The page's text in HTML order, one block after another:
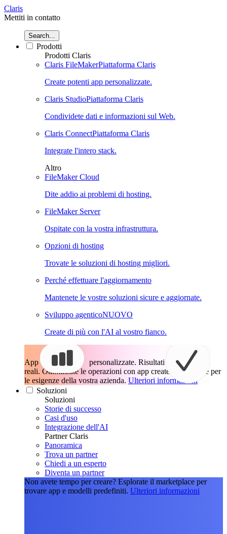
Claris
Mettiti in contatto
Search...
Prodotti
Prodotti Claris
Claris FileMakerPiattaforma Claris
Create potenti app personalizzate.
Claris StudioPiattaforma Claris
Condividete dati e informazioni sul Web.
Claris ConnectPiattaforma Claris
Integrate l'intero stack.
Altro
FileMaker Cloud
Dite addio ai problemi di hosting.
FileMaker Server
Ospitate con la vostra infrastruttura.
Opzioni di hosting
Trovate le soluzioni di hosting migliori.
Perché effettuare l'aggiornamento
Mantenete le vostre soluzioni sicure e aggiornate.
Sviluppo agenticoNUOVO
Create di più con l'AI al vostro fianco.
App
personalizzate. Risultati
reali. Ottimizzate le operazioni con app create esattamente per
le esigenze della vostra azienda. Ulteriori informazioni
Soluzioni
Soluzioni
Storie di successo
Casi d'uso
Integrazione dell'AI
Partner Claris
Panoramica
Trova un partner
Chiedi a un esperto
Diventa un partner
Non avete tempo per creare? Esplorate il marketplace per
trovare app e modelli predefiniti. Ulteriori informazioni